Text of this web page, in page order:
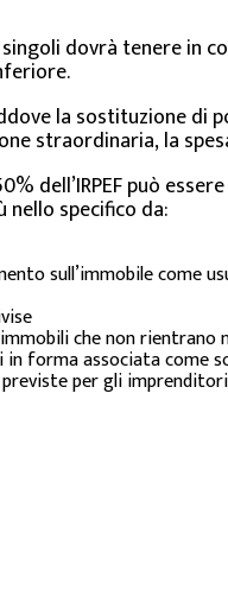
dovrà tenere
la sostituzione
straordinaria, la
dell’IRPEF può
nello specifico da:
sull’immobile come
che non
forma associata come
per gli